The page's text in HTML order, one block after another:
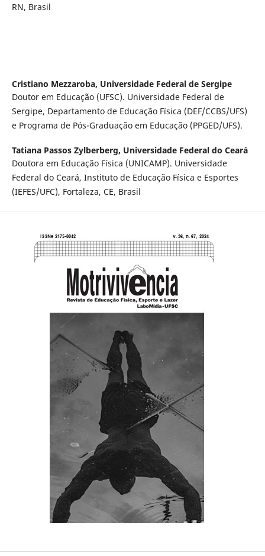
RN, Brasil
Cristiano Mezzaroba, Universidade Federal de Sergipe
Doutor em Educação (UFSC). Universidade Federal de
Sergipe, Departamento de Educação Física (DEF/CCBS/UFS)
e Programa de Pós-Graduação em Educação (PPGED/UFS).
Tatiana Passos Zylberberg, Universidade Federal do Ceará
Doutora em Educação Física (UNICAMP). Universidade
Federal do Ceará, Instituto de Educação Física e Esportes
(IEFES/UFC), Fortaleza, CE, Brasil